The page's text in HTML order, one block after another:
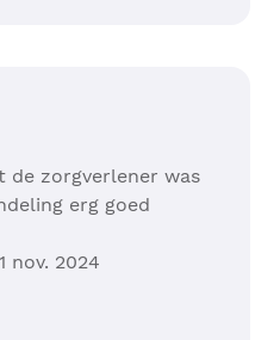
de zorgverlener was
erg goed
nov. 2024